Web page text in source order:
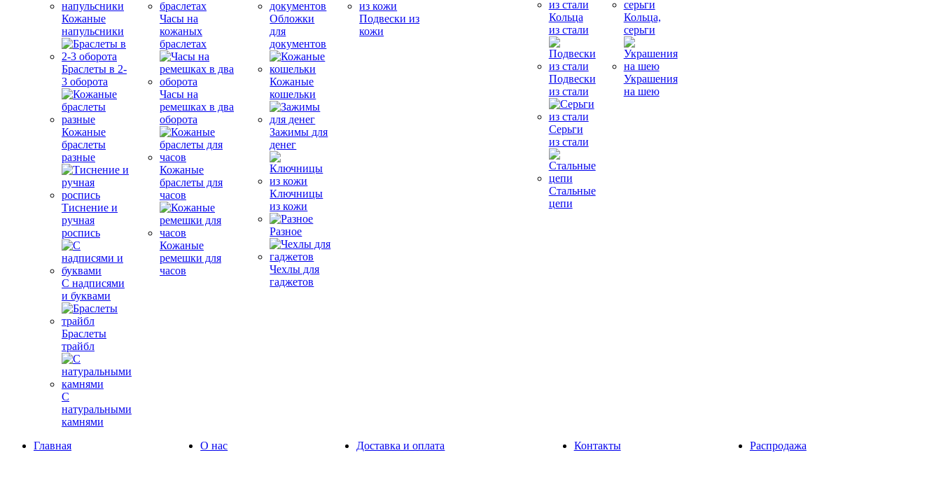
Кожаные
напульсники
Браслеты в 2-
3 оборота
Кожаные
браслеты
разные
Тиснение и
ручная
роспись
С надписями
и буквами
Браслеты
трайбл
С
натуральными
камнями
Часы на
кожаных
браслетах
Часы на
ремешках в два
оборота
Кожаные
браслеты для
часов
Кожаные
ремешки для
часов
Обложки
для
документов
Кожаные
кошельки
Зажимы для
денег
Ключницы
из кожи
Разное
Чехлы для
гаджетов
Подвески из
кожи
Кольца
из стали
Подвески
из стали
Серьги
из стали
Стальные
цепи
Кольца,
серьги
Украшения
на шею
Главная О нас Доставка и оплата Контакты Распродажа